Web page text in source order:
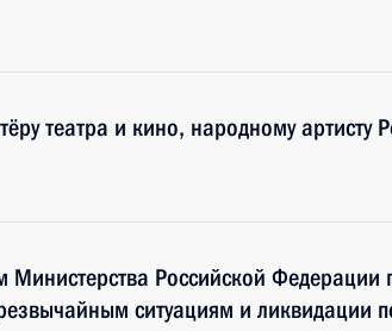
театра и кино, народному артисту
Министерства Российской Федерации
ситуациям и ликвидации